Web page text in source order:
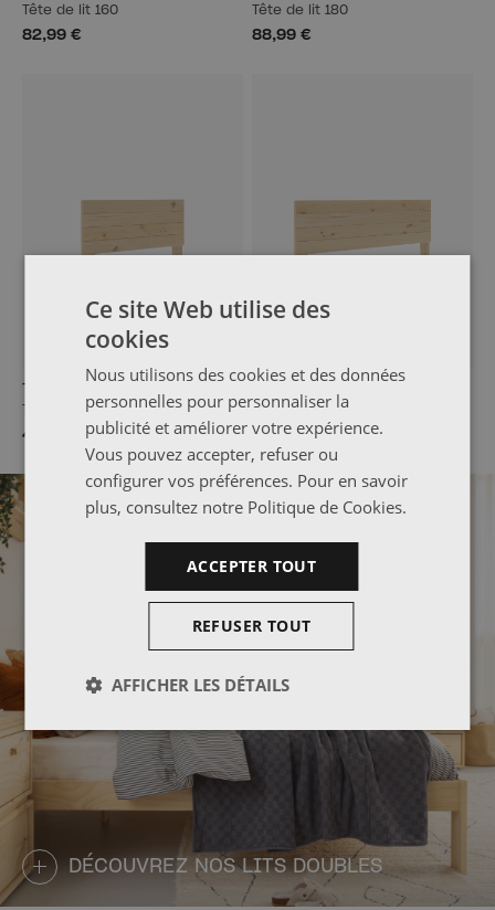
Tête de lit 160
82,99 €
Tête de lit 180
88,99 €
Tête de lit 90 sur pied
42,99 €
Tête de lit quatre 135 sur pied
67,99 €
DÉCOUVREZ NOS LITS DOUBLES
Ce site Web utilise des
cookies
Nous utilisons des cookies et des données
personnelles pour personnaliser la
publicité et améliorer votre expérience.
Vous pouvez accepter, refuser ou
configurer vos préférences. Pour en savoir
plus, consultez notre Politique de Cookies.
ACCEPTER TOUT
REFUSER TOUT
AFFICHER LES DÉTAILS